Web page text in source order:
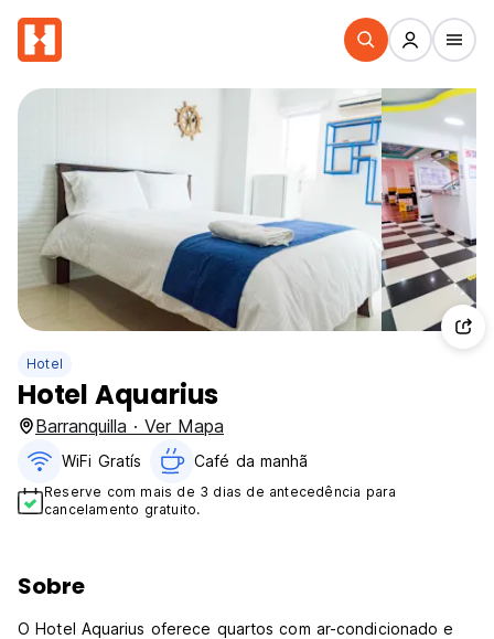
Hotel
Hotel Aquarius
Barranquilla · Ver Mapa
WiFi Gratís Café da manhã
Reserve com mais de 3 dias de antecedência para
cancelamento gratuito.
Sobre
O Hotel Aquarius oferece quartos com ar-condicionado e